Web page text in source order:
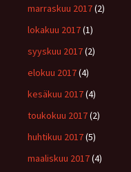
marraskuu 2017(2)
lokakuu 2017(1)
syyskuu 2017(2)
elokuu 2017(4)
kesäkuu 2017(4)
toukokuu 2017(2)
huhtikuu 2017(5)
maaliskuu 2017(4)